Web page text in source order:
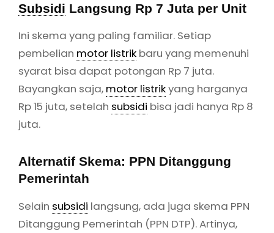
Subsidi Langsung Rp 7 Juta per Unit
Ini skema yang paling familiar. Setiap
pembelian motor listrik baru yang memenuhi
syarat bisa dapat potongan Rp 7 juta.
Bayangkan saja, motor listrikyang harganya
Rp 15 juta, setelah subsidi bisa jadi hanya Rp 8
juta.
Alternatif Skema: PPN Ditanggung
Pemerintah
Selain subsidi langsung, ada juga skema PPN
Ditanggung Pemerintah (PPN DTP). Artinya,